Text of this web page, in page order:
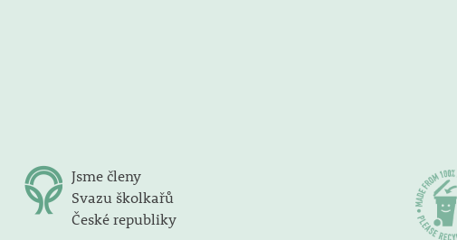
Jsme členy
Svazu školkařů
České republiky